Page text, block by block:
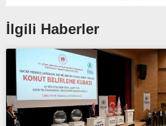
İlgili Haberler